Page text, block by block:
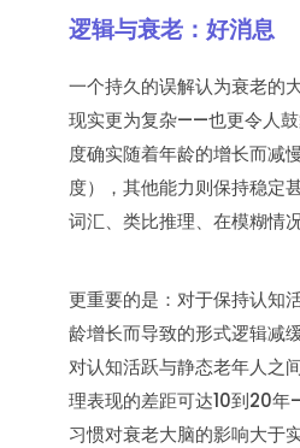
逻辑与衰老：好消息
一个持久的误解认为衰老的
现实更为复杂——也更令人
度确实随着年龄的增长而减
度），其他能力则保持稳定
词汇、类比推理、在模糊情
更重要的是：对于保持认知
龄增长而导致的形式逻辑减
对认知活跃与静态老年人之
理表现的差距可达10到20
习惯对衰老大脑的影响大于